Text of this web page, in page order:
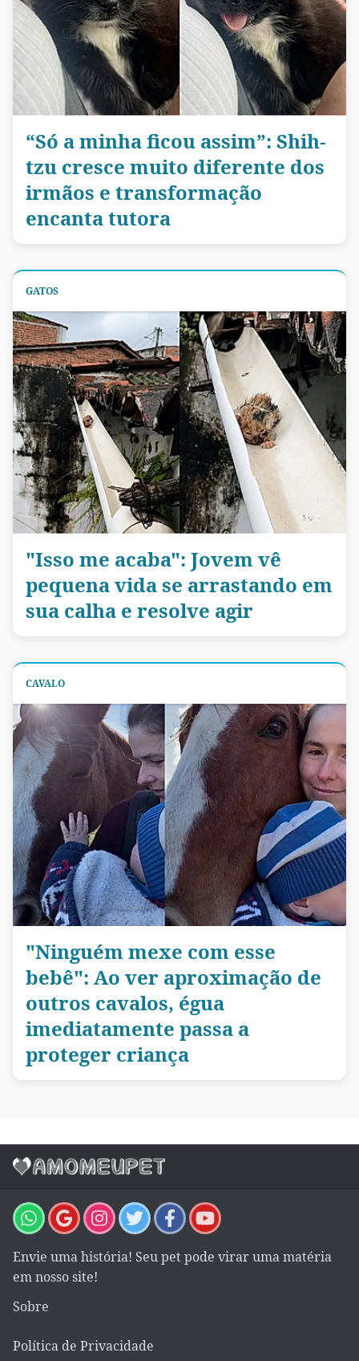
“Só a minha ficou assim”: Shih-
tzu cresce muito diferente dos
irmãos e transformação
encanta tutora
GATOS
"Isso me acaba": Jovem vê
pequena vida se arrastando em
sua calha e resolve agir
CAVALO
"Ninguém mexe com esse
bebê": Ao ver aproximação de
outros cavalos, égua
imediatamente passa a
proteger criança
Envie uma história! Seu pet pode virar uma matéria
em nosso site!
Sobre
Política de Privacidade